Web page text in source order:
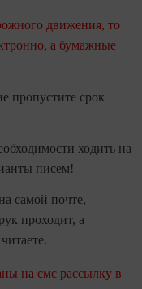
движения, то
а бумажные
пропустите срок
ходить на
писем!
самой почте,
проходит, а
на смс рассылку в